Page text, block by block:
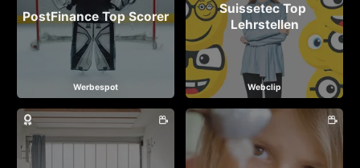
PostFinance Top Scorer
Werbespot
Suissetec Top
Lehrstellen
Webclip